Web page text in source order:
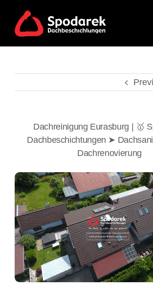
content
Dachreinigung Eurasburg | 🥇
Dachbeschichtungen ➤
Dachrenovierung